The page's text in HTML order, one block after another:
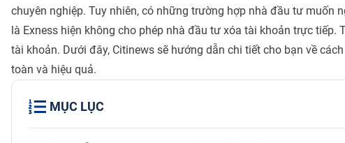
chuyên nghiệp. Tuy nhiên, có những trường hợp nhà đầu tư muốn
là Exness hiện không cho phép nhà đầu tư xóa tài khoản trực
tài khoản. Dưới đây, Citinews sẽ hướng dẫn chi tiết cho bạn về
toàn và hiệu quả.
MỤC LỤC